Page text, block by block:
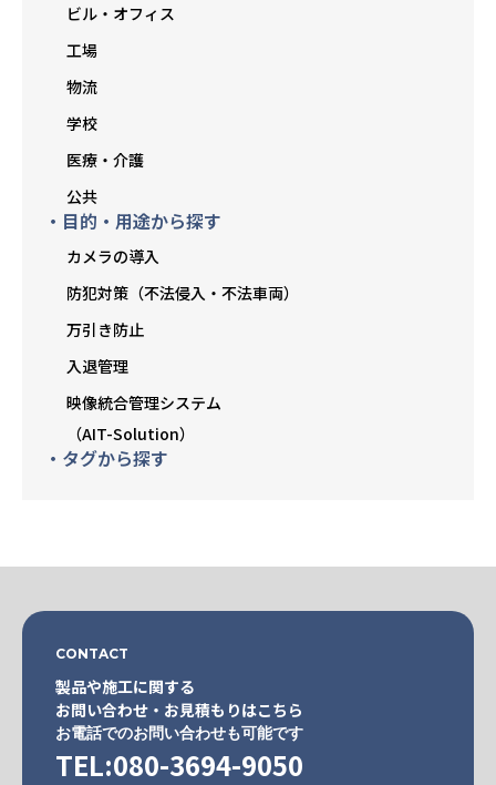
ビル・オフィス
工場
物流
学校
医療・介護
公共
・目的・用途から探す
カメラの導入
防犯対策（不法侵入・不法車両）
万引き防止
入退管理
映像統合管理システム
（AIT-Solution）
・タグから探す
CONTACT
製品や施工に関する
お問い合わせ・お見積もりはこちら
お電話でのお問い合わせも可能です
TEL:080-3694-9050